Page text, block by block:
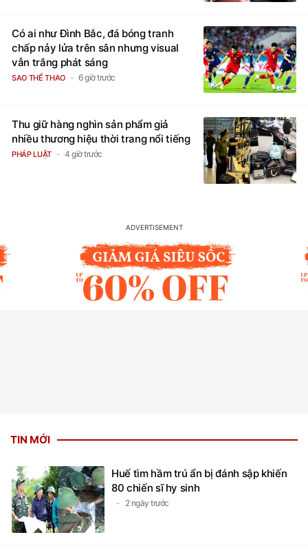
Có ai như Đình Bắc, đá bóng tranh
chấp nảy lửa trên sân nhưng visual
vẫn trắng phát sáng
SAO THỂ THAO 6 giờ trước
Thu giữ hàng nghìn sản phẩm giả
nhiều thương hiệu thời trang nổi tiếng
PHÁP LUẬT 4 giờ trước
TIN MỚI
Huế tìm hầm trú ẩn bị đánh sập khiến
80 chiến sĩ hy sinh
2 ngày trước